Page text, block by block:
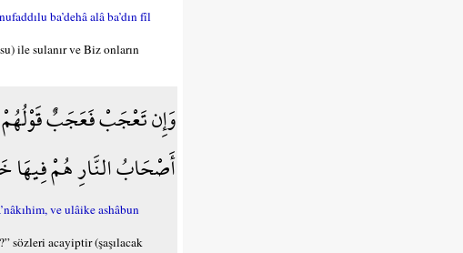
ba’dehâ alâ ba’dın fîl
ile sulanır ve Biz onların
وَإِن تَعْجَبْ فَعَجَبٌ قَوْلُهُمْ
أَصْحَابُ النَّارِ هُمْ فِيهَا
ve ulâike ashâbun
sözleri acayiptir (şaşılacak